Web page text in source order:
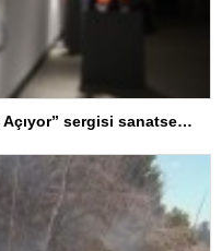
Kuşadası’nda “Dünya Hâlâ Çiçek Açıyor” sergisi sanatseverlerle buluşuyor